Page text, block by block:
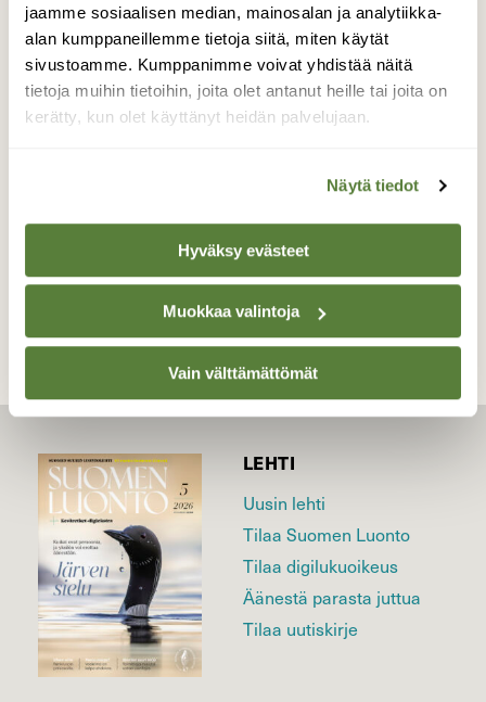
jaamme sosiaalisen median, mainosalan ja analytiikka-
alan kumppaneillemme tietoja siitä, miten käytät
sivustoamme. Kumppanimme voivat yhdistää näitä
tietoja muihin tietoihin, joita olet antanut heille tai joita on
kerätty, kun olet käyttänyt heidän palvelujaan.
Näytä tiedot
Hyväksy evästeet
Muokkaa valintoja
Vain välttämättömät
Korkeat heinikot ja niiden hyönteismaailma
ovat mielenkiintoisia kuvauskohteita kuten
tämäkin mahdollisesti
kaislahepokattinaaras..
TAKAISIN LISTAAN
LEHTI
Uusin lehti
Tilaa Suomen Luonto
Tilaa digilukuoikeus
Äänestä parasta juttua
Tilaa uutiskirje